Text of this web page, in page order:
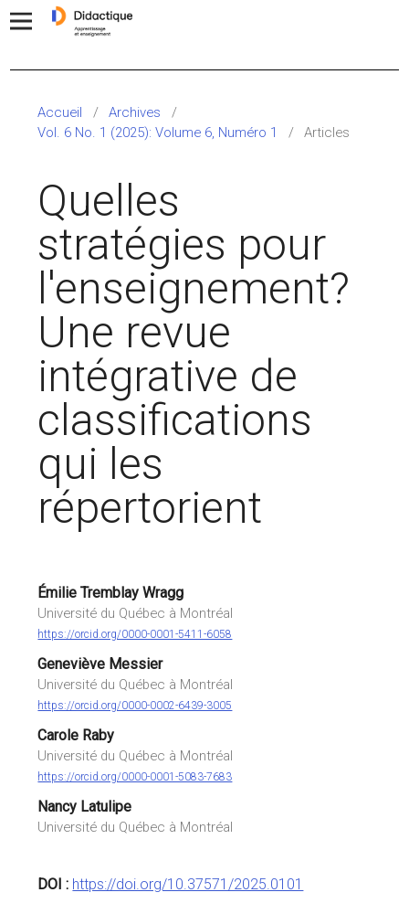
Accueil / Archives
/
Vol. 6 No. 1 (2025): Volume 6, Numéro 1
/ Articles
Quelles
stratégies pour
l'enseignement?
Une revue
intégrative de
classifications
qui les
répertorient
Émilie Tremblay Wragg
Université du Québec à Montréal
https://orcid.org/0000-0001-5411-6058
Geneviève Messier
Université du Québec à Montréal
https://orcid.org/0000-0002-6439-3005
Carole Raby
Université du Québec à Montréal
https://orcid.org/0000-0001-5083-7683
Nancy Latulipe
Université du Québec à Montréal
DOI : https://doi.org/10.37571/2025.0101